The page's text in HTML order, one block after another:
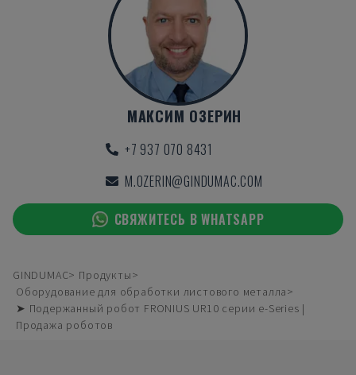
МАКСИМ ОЗЕРИН
+7 937 070 8431
M.OZERIN@GINDUMAC.COM
СВЯЖИТЕСЬ В WHATSAPP
GINDUMAC
Продукты
Оборудование для обработки листового металла
➤ Подержанный робот FRONIUS UR10 серии e-Series |
Продажа роботов